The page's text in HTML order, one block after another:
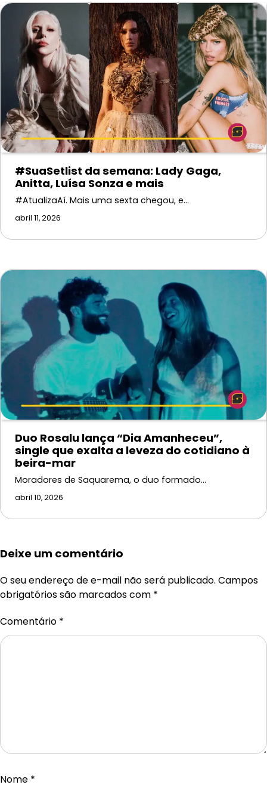
#SuaSetlist da semana: Lady Gaga,
Anitta, Luísa Sonza e mais
#AtualizaAí. Mais uma sexta chegou, e…
abril 11, 2026
Duo Rosalu lança “Dia Amanheceu”,
single que exalta a leveza do cotidiano à
beira-mar
Moradores de Saquarema, o duo formado…
abril 10, 2026
Deixe um comentário
O seu endereço de e-mail não será publicado. Campos
obrigatórios são marcados com *
Comentário *
Nome *